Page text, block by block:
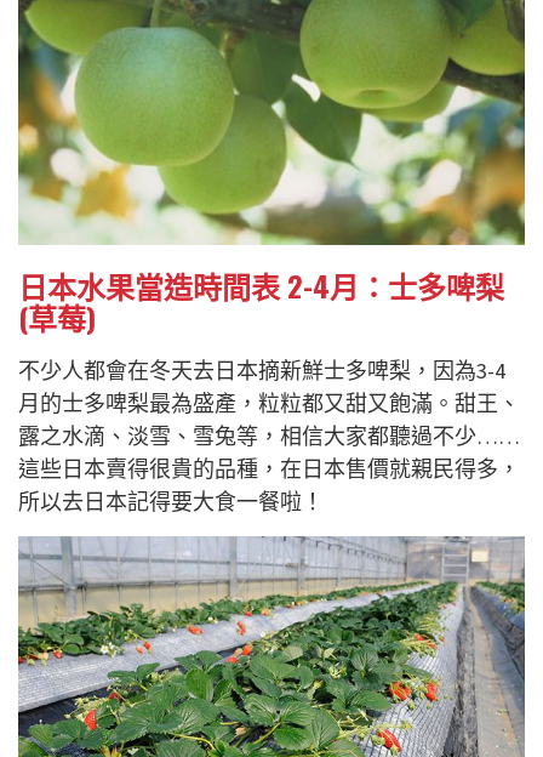
日本水果當造時間表 2-4月：士多啤梨
(草莓)
不少人都會在冬天去日本摘新鮮士多啤梨，因為3-4
月的士多啤梨最為盛產，粒粒都又甜又飽滿。甜王、
露之水滴、淡雪、雪兔等，相信大家都聽過不少……
這些日本賣得很貴的品種，在日本售價就親民得多，
所以去日本記得要大食一餐啦！